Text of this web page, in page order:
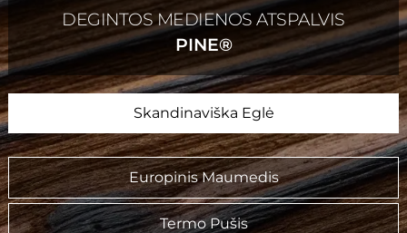
DEGINTOS MEDIENOS ATSPALVIS
PINE®
Skandinaviška Eglė
Europinis Maumedis
Termo Pušis